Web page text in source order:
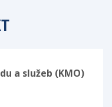
a služeb (KMO)